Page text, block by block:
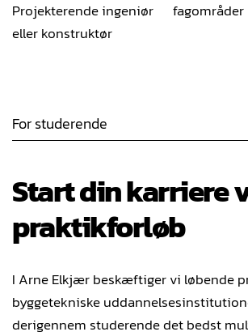
Projekterende ingeniør
eller konstruktør
fagområder
For studerende
Start din karriere
praktikforløb
I Arne Elkjær beskæftiger vi løbende
byggetekniske
derigennem studerende det bedst